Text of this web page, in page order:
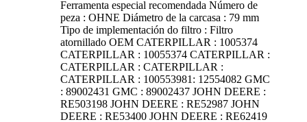
Ferramenta especial recomendada Número de
peza : OHNE Diámetro de la carcasa : 79 mm
Tipo de implementación do filtro : Filtro
atornillado OEM CATERPILLAR : 1005374
CATERPILLAR : 10055374 CATERPILLAR :
CATERPILLAR : CATERPILLAR :
CATERPILLAR : 100553981: 12554082 GMC
: 89002431 GMC : 89002437 JOHN DEERE :
RE503198 JOHN DEERE : RE52987 JOHN
DEERE : RE53400 JOHN DEERE : RE62419